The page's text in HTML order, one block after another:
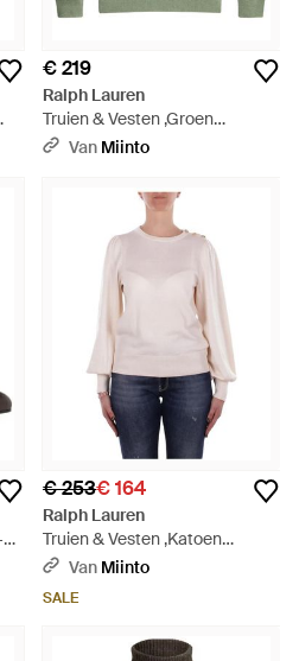
€ 219
Ralph Lauren
Truien & Vesten ,Groen
,Turtleneck Pullover - Groen
Van Miinto
€ 253€ 164
Ralph Lauren
Truien & Vesten ,Katoen
Pullover Van Katoen Met
Van Miinto
SALE